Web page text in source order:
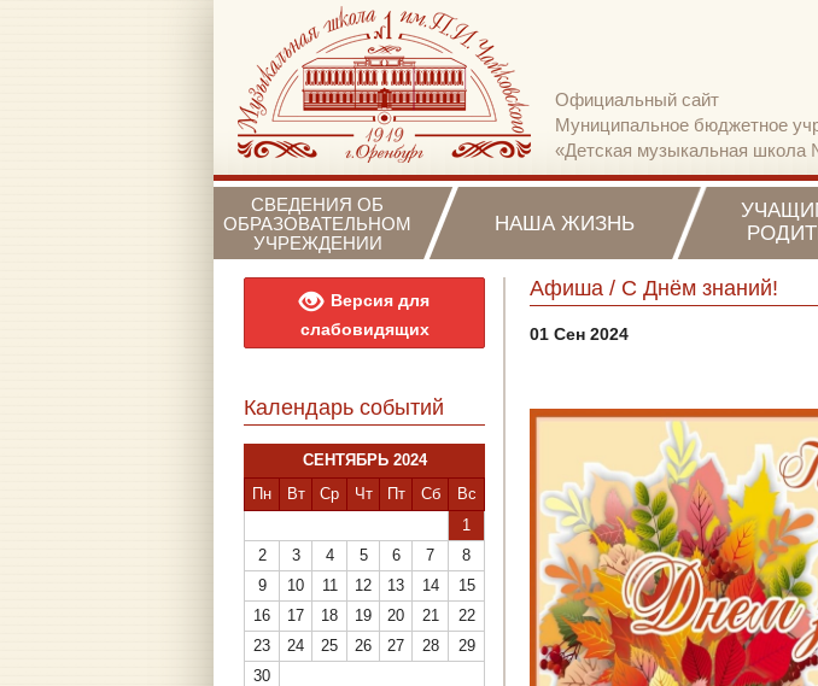
Официальный сайт
Муниципальное бюджетное
«Детская музыкальная
СВЕДЕНИЯ ОБ
ОБРАЗОВАТЕЛЬНОМ
УЧРЕЖДЕНИИ
НАША ЖИЗНЬ
Версия для
слабовидящих
Календарь событий
СЕНТЯБРЬ 2024
Пн
Вт Ср Чт Пт Сб Вс
1
2
3 4 5 6 7
8
9
10 11 12 13 14
15
16
17 18 19 20 21
22
23
24 25 26 27 28
29
30
Афиша / С Днём знаний!
01 Сен 2024